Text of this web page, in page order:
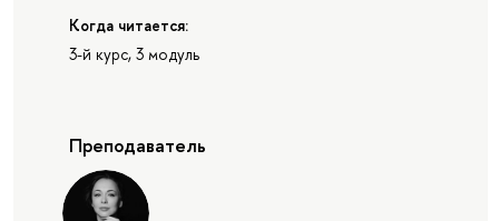
Когда читается:
3-й курс, 3 модуль
Преподаватель